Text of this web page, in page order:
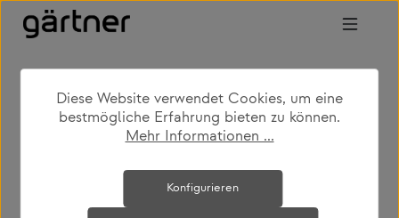
Zum Hauptinhalt springen
shop produkte
outdoor
outdoor loungemöbel
Bildergalerie überspringen
Diese Website verwendet Cookies, um eine
bestmögliche Erfahrung bieten zu können.
Mehr Informationen ...
Konfigurieren